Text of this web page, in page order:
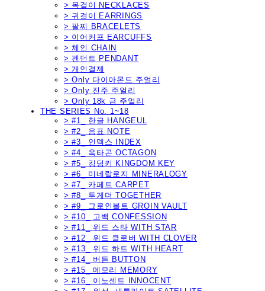
> 목걸이 NECKLACES
> 귀걸이 EARRINGS
> 팔찌 BRACELETS
> 이어커프 EARCUFFS
> 체인 CHAIN
> 펜던트 PENDANT
> 개인결제
> Only 다이아몬드 주얼리
> Only 진주 주얼리
> Only 18k 금 주얼리
THE SERIES No. 1~18
> #1_ 한글 HANGEUL
> #2_ 음표 NOTE
> #3_ 인덱스 INDEX
> #4_ 옥타곤 OCTAGON
> #5_ 킹덤키 KINGDOM KEY
> #6_ 미네랄로지 MINERALOGY
> #7_ 카페트 CARPET
> #8_ 투게더 TOGETHER
> #9_ 그로인볼트 GROIN VAULT
> #10_ 고백 CONFESSION
> #11_ 위드 스타 WITH STAR
> #12_ 위드 클로버 WITH CLOVER
> #13_ 위드 하트 WITH HEART
> #14_ 버튼 BUTTON
> #15_ 메모리 MEMORY
> #16_ 이노센트 INNOCENT